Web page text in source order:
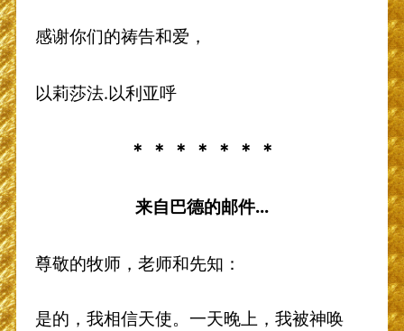
感谢你们的祷告和爱，
以莉莎法.以利亚呼
＊ ＊ ＊ ＊ ＊ ＊ ＊
来自巴德的邮件...
尊敬的牧师，老师和先知：
是的，我相信天使。一天晚上，我被神唤